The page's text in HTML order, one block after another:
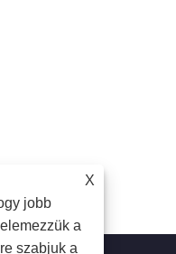
X
jobb
a
szabjuk a